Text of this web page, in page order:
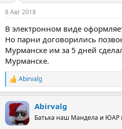
8 Авг 2018
В электронном виде
Но парни договорились
Мурманске им за 5 дней
Мурманске.
Р
е
к
ц
и
Abirvalg
Abirvalg
Батька наш Мандела и ЮАР